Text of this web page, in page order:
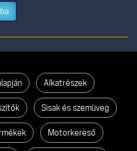
Alkatrészek
Sisak és szemüveg
Motorkereső